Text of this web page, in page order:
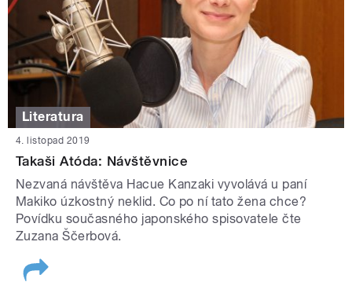
Literatura
4. listopad 2019
Takaši Atóda: Návštěvnice
Nezvaná návštěva Hacue Kanzaki vyvolává u paní
Makiko úzkostný neklid. Co po ní tato žena chce?
Povídku současného japonského spisovatele čte
Zuzana Ščerbová.